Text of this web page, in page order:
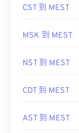
CST 到 MEST
MSK 到 MEST
NST 到 MEST
CDT 到 MEST
AST 到 MEST